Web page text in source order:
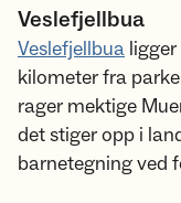
Veslefjellbua
Veslefjellbua
kilometer fra
rager mektige
det stiger opp i
barnetegning ved